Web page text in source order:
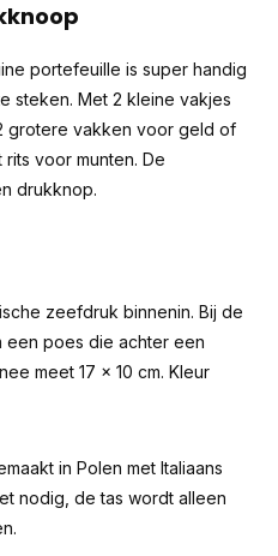
portefeuille is super handig
steken. Met 2 kleine vakjes
grotere vakken voor geld of
voor munten. De
drukknop.
zeefdruk binnenin. Bij de
een poes die achter een
meet 17 x 10 cm. Kleur
in Polen met Italiaans
nodig, de tas wordt alleen